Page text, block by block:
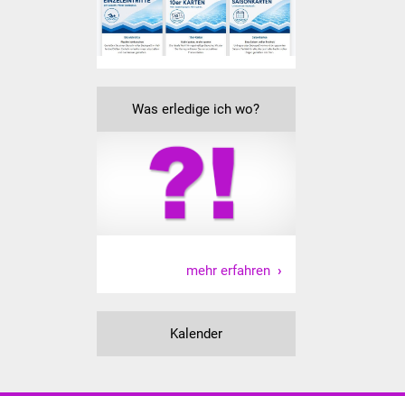
Was erledige ich wo?
mehr erfahren
Kalender